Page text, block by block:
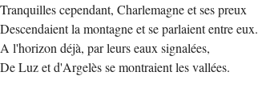
Tranquilles cependant, Charlemagne et ses preux
Descendaient la montagne et se parlaient entre eux.
A l'horizon déjà, par leurs eaux signalées,
De Luz et d'Argelès se montraient les vallées.